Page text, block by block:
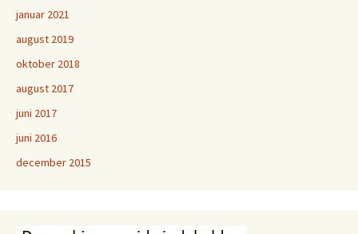
januar 2021
august 2019
oktober 2018
august 2017
juni 2017
juni 2016
december 2015